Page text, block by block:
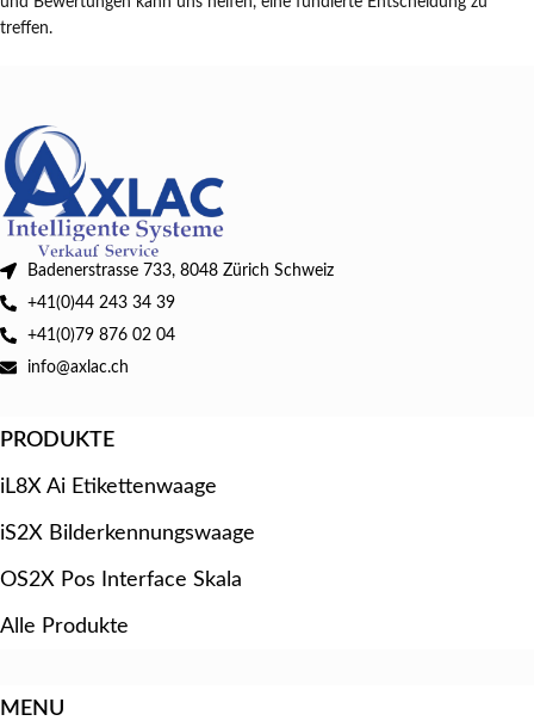
treffen.
Badenerstrasse 733, 8048 Zürich Schweiz
+41(0)44 243 34 39
+41(0)79 876 02 04
info@axlac.ch
PRODUKTE
iL8X Ai Etikettenwaage
iS2X Bilderkennungswaage
OS2X Pos Interface Skala
Alle Produkte
MENU